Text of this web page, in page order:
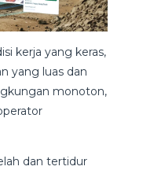
kerja yang keras,
yang luas dan
monoton,
dan tertidur